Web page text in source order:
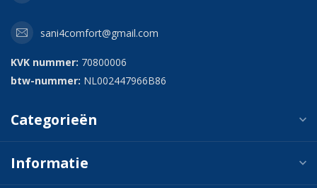
sani4comfort@gmail.com
KVK nummer: 70800006
btw-nummer: NL002447966B86
Categorieën
Informatie